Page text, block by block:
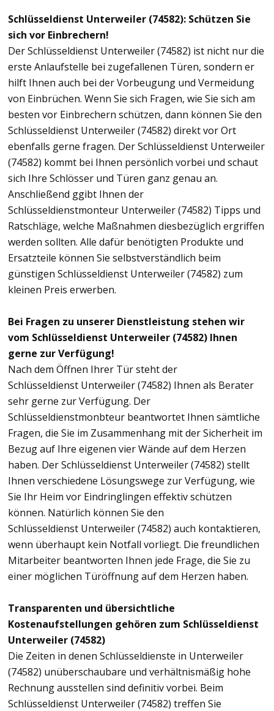
Schlüsseldienst Unterweiler (74582): Schützen Sie
sich vor Einbrechern!
Der Schlüsseldienst Unterweiler (74582) ist nicht nur die
erste Anlaufstelle bei zugefallenen Türen, sondern er
hilft Ihnen auch bei der Vorbeugung und Vermeidung
von Einbrüchen. Wenn Sie sich Fragen, wie Sie sich am
besten vor Einbrechern schützen, dann können Sie den
Schlüsseldienst Unterweiler (74582) direkt vor Ort
ebenfalls gerne fragen. Der Schlüsseldienst Unterweiler
(74582) kommt bei Ihnen persönlich vorbei und schaut
sich Ihre Schlösser und Türen ganz genau an.
Anschließend ggibt Ihnen der
Schlüsseldienstmonteur Unterweiler (74582) Tipps und
Ratschläge, welche Maßnahmen diesbezüglich ergriffen
werden sollten. Alle dafür benötigten Produkte und
Ersatzteile können Sie selbstverständlich beim
günstigen Schlüsseldienst Unterweiler (74582) zum
kleinen Preis erwerben.
Bei Fragen zu unserer Dienstleistung stehen wir
vom Schlüsseldienst Unterweiler (74582) Ihnen
gerne zur Verfügung!
Nach dem Öffnen Ihrer Tür steht der
Schlüsseldienst Unterweiler (74582) Ihnen als Berater
sehr gerne zur Verfügung. Der
Schlüsseldienstmonbteur beantwortet Ihnen sämtliche
Fragen, die Sie im Zusammenhang mit der Sicherheit im
Bezug auf Ihre eigenen vier Wände auf dem Herzen
haben. Der Schlüsseldienst Unterweiler (74582) stellt
Ihnen verschiedene Lösungswege zur Verfügung, wie
Sie Ihr Heim vor Eindringlingen effektiv schützen
können. Natürlich können Sie den
Schlüsseldienst Unterweiler (74582) auch kontaktieren,
wenn überhaupt kein Notfall vorliegt. Die freundlichen
Mitarbeiter beantworten Ihnen jede Frage, die Sie zu
einer möglichen Türöffnung auf dem Herzen haben.
Transparenten und übersichtliche
Kostenaufstellungen gehören zum Schlüsseldienst
Unterweiler (74582)
Die Zeiten in denen Schlüsseldienste in Unterweiler
(74582) unüberschaubare und verhältnismäßig hohe
Rechnung ausstellen sind definitiv vorbei. Beim
Schlüsseldienst Unterweiler (74582) treffen Sie